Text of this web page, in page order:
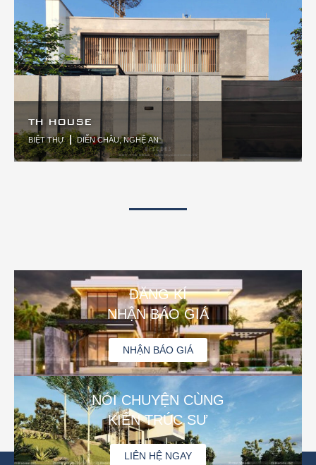
TH HOUSE
BIỆT THỰ DIỄN CHÂU, NGHỆ AN
ĐĂNG KÍ
NHẬN BÁO GIÁ
NHẬN BÁO GIÁ
NÓI CHUYỆN CÙNG
KIẾN TRÚC SƯ
LIÊN HỆ NGAY